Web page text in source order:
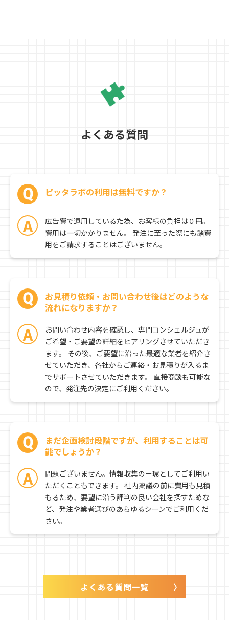
ミュニケーションも「愛」
があってこそ豊かになる、
のノウハウとマインドを 広
⼊社。 のちに独⽴し、株式
会社リエゾンユメーヌを設
の意味。 いまみなとひで
る「40代からのシンデレラ
メソッド」も展開中。 会社
公式サイトURLはこちら：
よくある質問
Q ピッタラボの利用は無料ですか？
A
広告費で運用しているた為、お客様の負担は０円。
費用は一切かかりません。 発注に至った際にも諸費
用をご請求することはございません。
Q
お見積り依頼・お問い合わせ後はどのような
流れになりますか？
A
お問い合わせ内容を確認し、専門コンシェルジュが
ご希望・ご要望の詳細をヒアリングさせていただき
ます。 その後、ご要望に沿った最適な業者を紹介さ
せていただき、各社からご連絡・お見積りが入るま
でサポートさせていただきます。 直接商談も可能な
ので、発注先の決定にご利用ください。
Q
まだ企画検討段階ですが、利用することは可
能でしょうか？
A
問題ございません。情報収集のー環としてご利用い
ただくこともできます。 社内稟議の前に費用も見積
もるため、要望に沿う評判の良い会社を探すためな
ど、発注や業者選びのあらゆるシーンでご利用くだ
さい。
よくある質問一覧